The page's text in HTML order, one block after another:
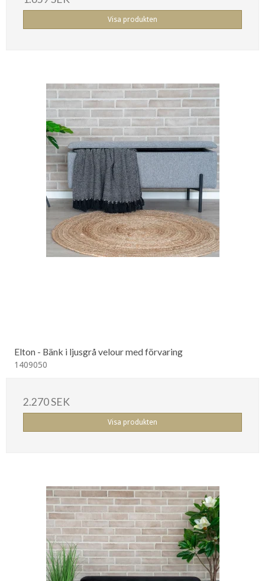
Visa produkten
Elton - Bänk i ljusgrå velour med förvaring
1409050
2.270 SEK
Visa produkten